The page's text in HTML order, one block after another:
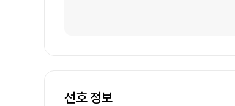
선호 정보